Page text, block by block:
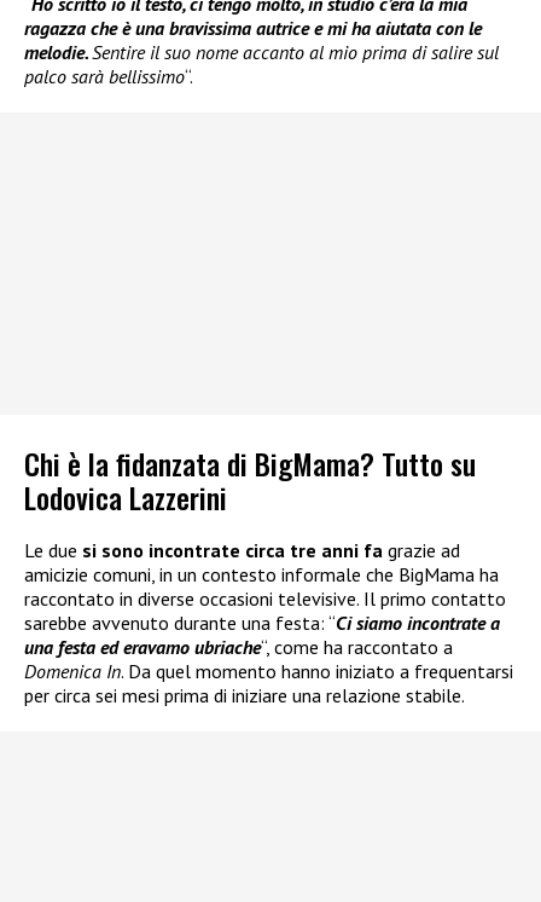
ragazza che è una bravissima autrice e mi ha aiutata con le
melodie.Sentire il suo nome accanto al mio prima di salire sul
palco sarà bellissimo“.
Chi è la fidanzata di BigMama? Tutto su
Lodovica Lazzerini
Le due si sono incontrate circa tre anni fa grazie ad
amicizie comuni, in un contesto informale che BigMama ha
raccontato in diverse occasioni televisive. Il primo contatto
sarebbe avvenuto durante una festa: “Ci siamo incontrate a
una festa ed eravamo ubriache“, come ha raccontato a
Domenica In. Da quel momento hanno iniziato a frequentarsi
per circa sei mesi prima di iniziare una relazione stabile.